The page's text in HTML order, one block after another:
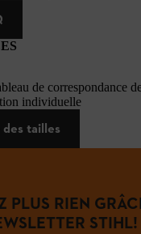
de correspondance
individuelle
tailles
PLUS RIEN
STIHL!